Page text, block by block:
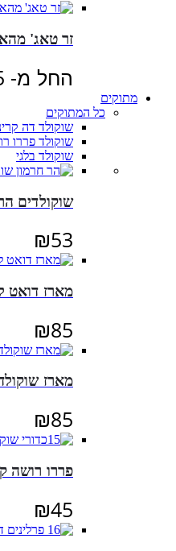
זר טאג'
החל מ-
מתוקים
כל המתוקים
שוקולד דה
שוקולד פררו
שוקולד בלגי
שוקולדים
₪53
מארז דואט
₪85
מארז
₪85
פררו רושה קולקשיין 15
₪45